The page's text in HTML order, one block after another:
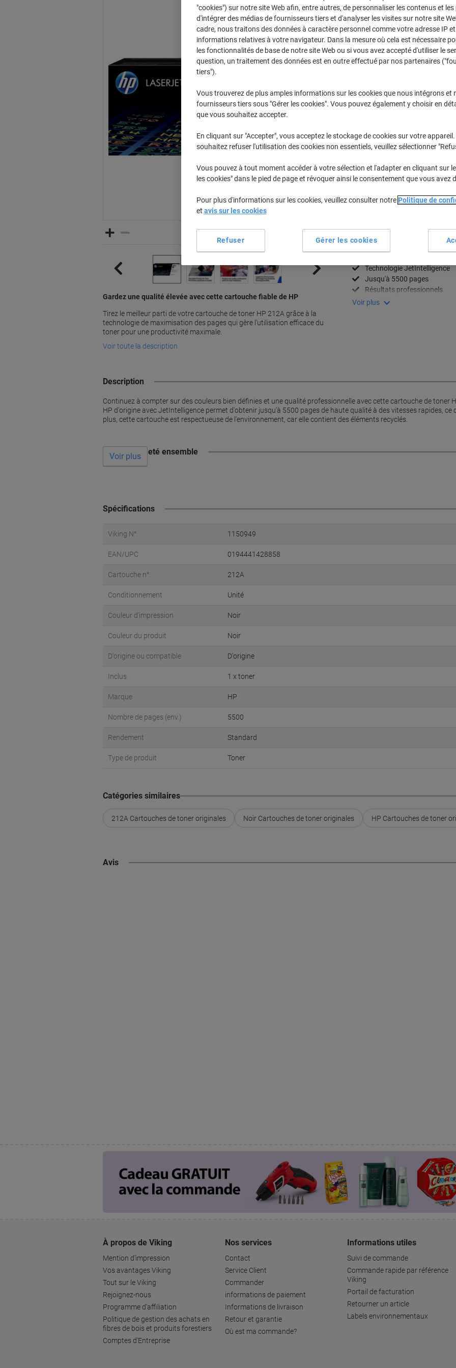
Gardez une qualité élevée avec cette cartouche fiable de HP
Tirez le meilleur parti de votre cartouche de toner HP 212A grâce à la
technologie de maximisation des pages qui gère l'utilisation efficace du
toner pour une productivité maximale.
Voir toute la description
CHF204.95 À partir
CHF221.55 TVA incl.
Quantité TVA excl.
1Unité CHF219.95
3+Unités CHF204.95
Livraison directe par le fournisseur
Quantité
Spécifications clés
Technologie JetIntelligence
Jusqu'à 5500 pages
Résultats professionnels
Voir plus
Description
Continuez à compter sur des couleurs bien définies et une qualité professionnelle avec cette cartouche de toner
HP d'origine avec JetIntelligence permet d'obtenir jusqu'à 5500 pages de haute qualité à des vitesses rapides, ce
plus, cette cartouche est respectueuse de l'environnement, car elle contient des éléments recyclés.
Souvent acheté ensemble
Voir plus
Spécifications
Viking N°. 1150949
EAN/UPC 0194441428858
Cartouche n°. 212A
Conditionnement Unité
Couleur d'impression Noir
Couleur du produit Noir
D'origine ou compatible D'origine
Inclus 1 x toner
Marque HP
Nombre de pages (env.) 5500
Rendement Standard
Type de produit Toner
Catégories similaires
212A Cartouches de toner originales Noir Cartouches de toner originales HP Cartouches de toner
Avis
À propos de Viking
Mention d'impression
Vos avantages Viking
Tout sur le Viking
Rejoignez-nous
Programme d'affiliation
Politique de gestion des achats en
fibres de bois et produits forestiers
Comptes d'Entreprise
Nos services
Contact
Service Client
Commander
informations de paiement
Informations de livraison
Retour et garantie
Où est ma commande?
Informations utiles
Suivi de commande
Commande rapide par référence
Viking
Portail de facturation
Retourner un article
Labels environnementaux
"cookies") sur notre site Web afin, entre autres, de personnaliser les contenus et les
d'intégrer des médias de fournisseurs tiers et d'analyser les visites sur notre site
cadre, nous traitons des données à caractère personnel comme votre adresse IP et
informations relatives à votre navigateur. Dans la mesure où cela est nécessaire
les fonctionnalités de base de notre site Web ou si vous avez accepté d'utiliser le
question, un traitement des données est en outre effectué par nos partenaires
tiers").
Vous trouverez de plus amples informations sur les cookies que nous intégrons et
fournisseurs tiers sous "Gérer les cookies". Vous pouvez également y choisir en
que vous souhaitez accepter.
En cliquant sur "Accepter", vous acceptez le stockage de cookies sur votre appareil.
souhaitez refuser l'utilisation des cookies non essentiels, veuillez sélectionner
Vous pouvez à tout moment accéder à votre sélection et l'adapter en cliquant sur le
les cookies" dans le pied de page et révoquer ainsi le consentement que vous avez
Pour plus d'informations sur les cookies, veuillez consulter notre Politique de
et avis sur les cookies
Gérer les cookies
Refuser